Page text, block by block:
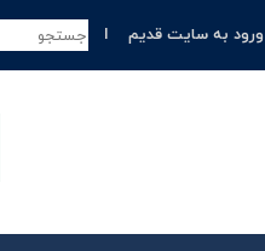
ورود به سایت قدیم